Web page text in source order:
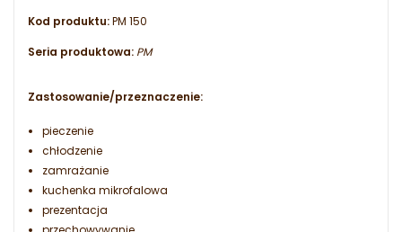
Kod produktu:PM 150
Seria produktowa: PM
Zastosowanie/przeznaczenie:
pieczenie
chłodzenie
zamrażanie
kuchenka mikrofalowa
prezentacja